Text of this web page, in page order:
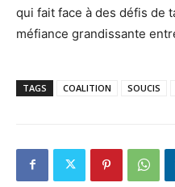
qui fait face à des défis de
méfiance grandissante
TAGS COALITION SOUCIS